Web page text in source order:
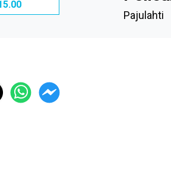
Pajulahti